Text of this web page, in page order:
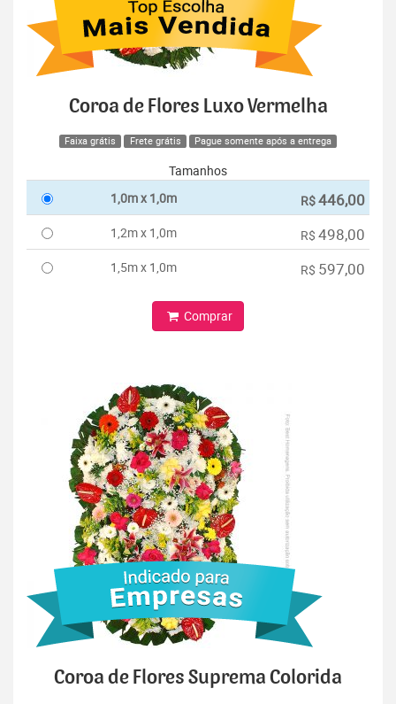
Coroa de Flores Luxo Vermelha
Faixa grátis Frete grátis Pague somente após a entrega
Tamanhos
1,0m x 1,0m
R$446,00
1,2m x 1,0m R$ 498,00
1,5m x 1,0m R$ 597,00
Comprar
Coroa de Flores Suprema Colorida